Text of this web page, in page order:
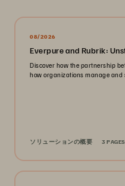
08/2026
Everpure and Rubrik:
Discover how the partnership
how organizations manage and
ソリューションの概要 3 PAGES